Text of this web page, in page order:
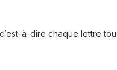
à-dire chaque lettre